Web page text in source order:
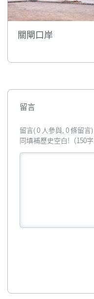
關閘口岸
留言
留言( 0 人參與, 0 條留
同填補歷史空白!（150字